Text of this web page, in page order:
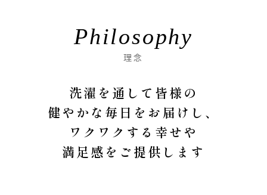
Philosophy
理念
洗濯を通して皆様の
健やかな毎日をお届けし、
ワクワクする幸せや
満足感をご提供します